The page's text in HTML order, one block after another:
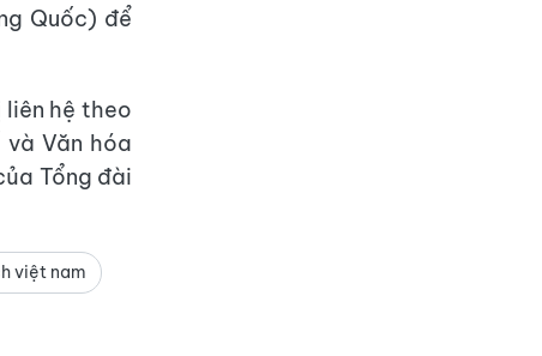
Quốc) để
hệ theo
Văn hóa
Tổng đài
việt nam